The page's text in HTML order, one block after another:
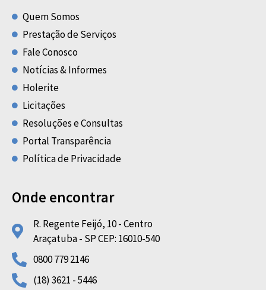
Quem Somos
Prestação de Serviços
Fale Conosco
Notícias & Informes
Holerite
Licitações
Resoluções e Consultas
Portal Transparência
Política de Privacidade
Onde encontrar
R. Regente Feijó, 10 - Centro
Araçatuba - SP CEP: 16010-540
0800 779 2146
(18) 3621 - 5446